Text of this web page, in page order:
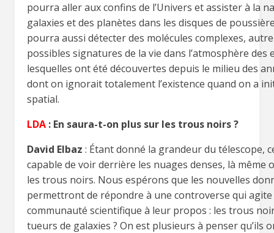
pourra aller aux confins de l’Univers et assister à la
galaxies et des planètes dans les disques de
pourra aussi détecter des molécules complexes,
possibles signatures de la vie dans l’atmosphère des
lesquelles ont été découvertes depuis le milieu des
dont on ignorait totalement l’existence quand on a
spatial.
LDA : En saura-t-on plus sur les trous noirs ?
David Elbaz : Étant donné la grandeur du télescope,
capable de voir derrière les nuages denses, là même
les trous noirs. Nous espérons que les nouvelles
permettront de répondre à une controverse qui agite
communauté scientifique à leur propos : les trous
tueurs de galaxies ? On est plusieurs à penser qu’ils